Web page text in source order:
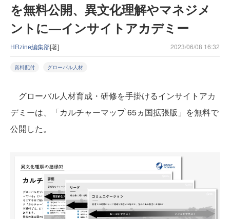
を無料公開、異文化理解やマネジメ
ントに—インサイトアカデミー
HRzine編集部[著] 2023/06/08 16:32
資料配付 グローバル人材
グローバル人材育成・研修を手掛けるインサイトアカ
デミーは、「カルチャーマップ 65ヵ国拡張版」を無料で
公開した。